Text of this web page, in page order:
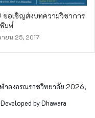
ขอเชิญส่งบทความวิชาการ
มพ์
ายน 25, 2017
าลงกรณราชวิทยาลัย 2026,
by Dhawara